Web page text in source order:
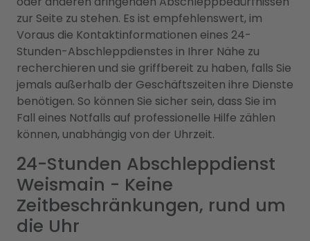
zur Seite zu stehen. Es ist empfehlenswert, im
Voraus die Kontaktinformationen eines 24-
Stunden-Abschleppdienstes in Ihrer Nähe zu
recherchieren und sie griffbereit zu haben, falls Sie
jemals außerhalb der Geschäftszeiten ihre Dienste
benötigen. So können Sie sicher sein, dass Sie im
Fall eines Notfalls auf professionelle Hilfe zählen
können, unabhängig von der Uhrzeit.
24-Stunden Abschleppdienst
Weismain - Keine
Zeitbeschränkungen, rund um
die Uhr